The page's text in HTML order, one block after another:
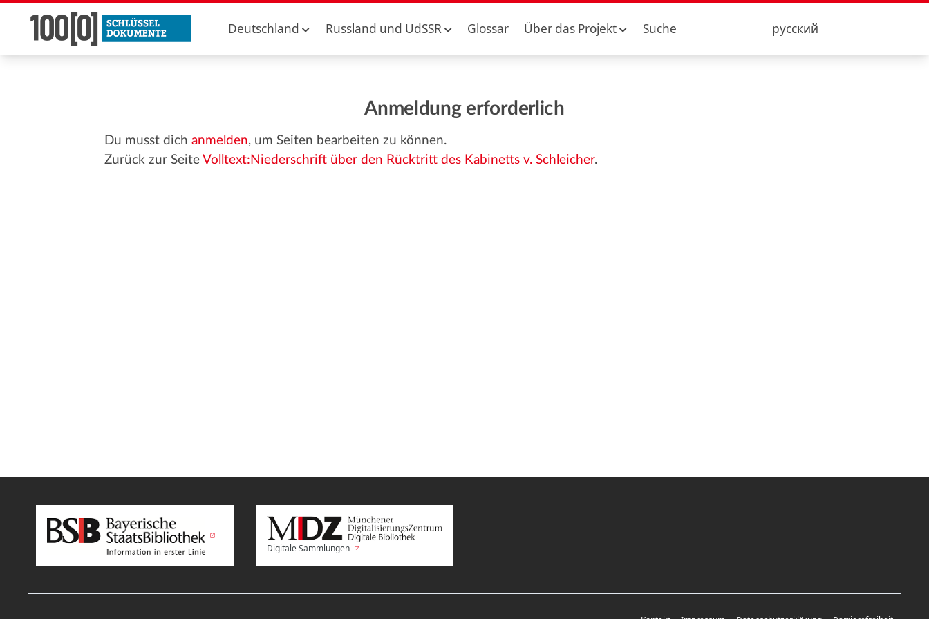
Deutschland Russland und UdSSR Glossar Über das Projekt Suche русский
Anmeldung erforderlich
Du musst dich anmelden, um Seiten bearbeiten zu können.
Zurück zur Seite Volltext:Niederschrift über den Rücktritt des Kabinetts v. Schleicher.
Digitale Sammlungen